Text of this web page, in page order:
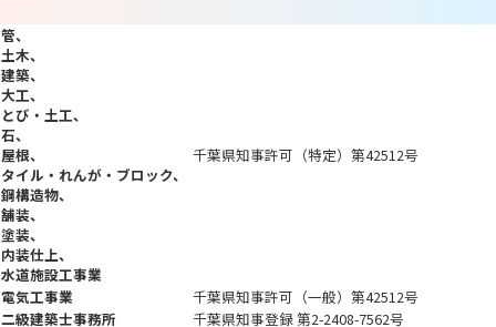
管
土木
建築
大工
とび・ 土工
石
屋根
タイル・ れんが・ ブロック
鋼構造物
舗装
塗装
内装仕上
水道施設工事業
千葉県知事許可（特定）第42512号
電気工事業
千葉県知事許可（一般）第42512号
二級建築士事務所
千葉県知事登録 第2-2408-7562号